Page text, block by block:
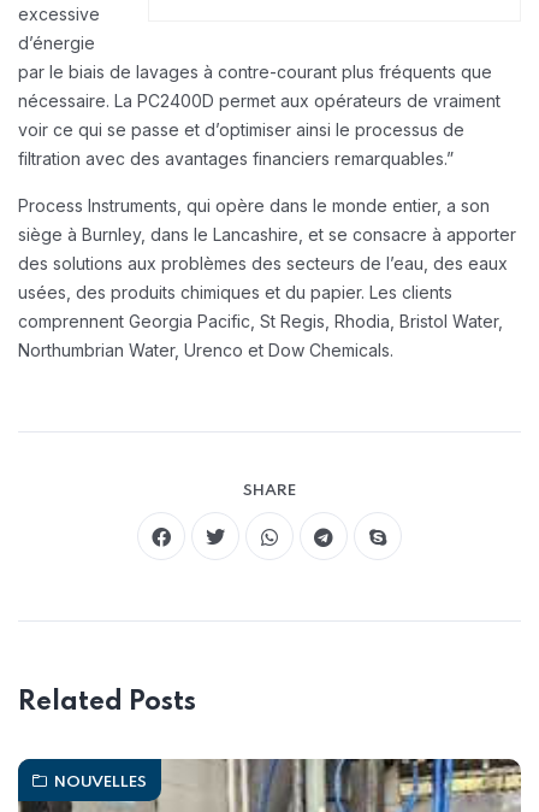
excessive
d’énergie
par le biais de lavages à contre-courant plus fréquents que
nécessaire. La PC2400D permet aux opérateurs de vraiment
voir ce qui se passe et d’optimiser ainsi le processus de
filtration avec des avantages financiers remarquables.”
Process Instruments, qui opère dans le monde entier, a son
siège à Burnley, dans le Lancashire, et se consacre à apporter
des solutions aux problèmes des secteurs de l’eau, des eaux
usées, des produits chimiques et du papier. Les clients
comprennent Georgia Pacific, St Regis, Rhodia, Bristol Water,
Northumbrian Water, Urenco et Dow Chemicals.
SHARE
Related Posts
NOUVELLES